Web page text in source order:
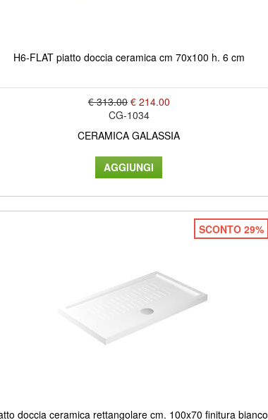
H6-FLAT piatto doccia ceramica cm 70x100 h. 6 cm
€ 313.00 € 214.00
CG-1034
CERAMICA GALASSIA
SCONTO 29%
doccia ceramica rettangolare cm. 100x70 finitura bianco